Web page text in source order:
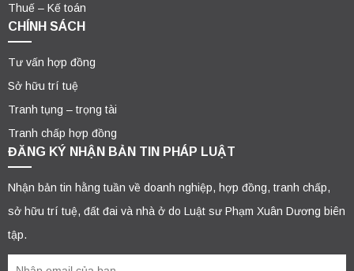
Thuế – Kế toán
CHÍNH SÁCH
Tư vấn hợp đồng
Sở hữu trí tuệ
Tranh tụng – trọng tài
Tranh chấp hợp đồng
ĐĂNG KÝ NHẬN BẢN TIN PHÁP LUẬT
Nhận bản tin hằng tuần về doanh nghiệp, hợp đồng, tranh chấp,
sở hữu trí tuệ, đất đai và nhà ở do Luật sư Phạm Xuân Dương biên
tập.